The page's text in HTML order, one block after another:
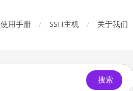
使用手册 SSH主机 关于我们
搜索